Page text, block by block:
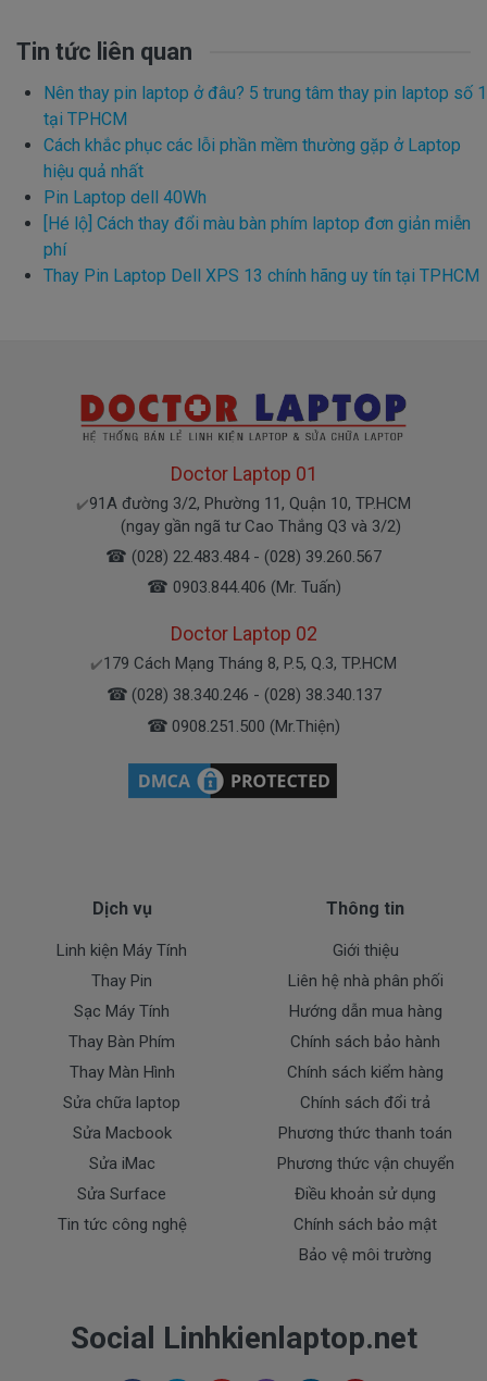
Tin tức liên quan
Nên thay pin laptop ở đâu? 5 trung tâm thay pin laptop số 1
tại TPHCM
Cách khắc phục các lỗi phần mềm thường gặp ở Laptop
hiệu quả nhất
Pin Laptop dell 40Wh
[Hé lộ] Cách thay đổi màu bàn phím laptop đơn giản miễn
phí
Thay Pin Laptop Dell XPS 13 chính hãng uy tín tại TPHCM
Doctor Laptop 01
✔️91A đường 3/2, Phường 11, Quận 10, TP.HCM
(ngay gần ngã tư Cao Thắng Q3 và 3/2)
☎ (028) 22.483.484 - (028) 39.260.567
☎ 0903.844.406 (Mr. Tuấn)
Doctor Laptop 02
✔️179 Cách Mạng Tháng 8, P.5, Q.3, TP.HCM
☎ (028) 38.340.246 - (028) 38.340.137
☎ 0908.251.500 (Mr.Thiện)
Dịch vụ
Linh kiện Máy Tính
Thay Pin
Sạc Máy Tính
Thay Bàn Phím
Thay Màn Hình
Sửa chữa laptop
Sửa Macbook
Sửa iMac
Sửa Surface
Tin tức công nghệ
Thông tin
Giới thiệu
Liên hệ nhà phân phối
Hướng dẫn mua hàng
Chính sách bảo hành
Chính sách kiểm hàng
Chính sách đổi trả
Phương thức thanh toán
Phương thức vận chuyển
Điều khoản sử dụng
Chính sách bảo mật
Bảo vệ môi trường
Social Linhkienlaptop.net